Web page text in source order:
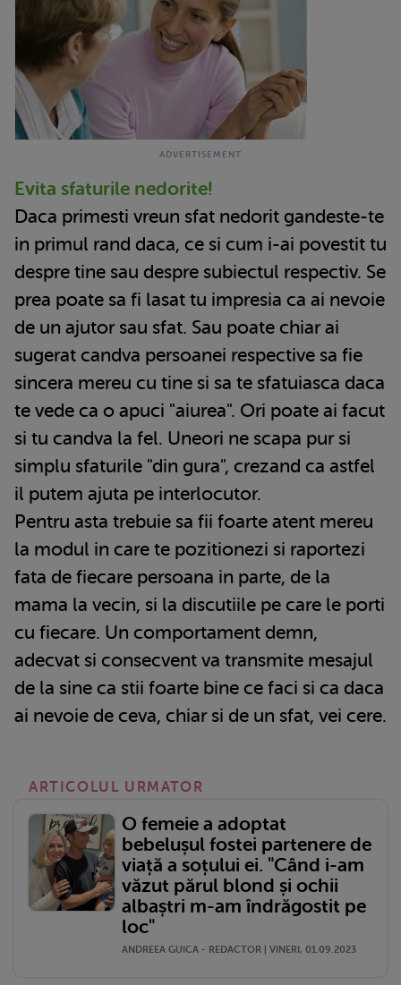
Evita sfaturile nedorite!
Daca primesti vreun sfat nedorit gandeste-te
in primul rand daca, ce si cum i-ai povestit tu
despre tine sau despre subiectul respectiv. Se
prea poate sa fi lasat tu impresia ca ai nevoie
de un ajutor sau sfat. Sau poate chiar ai
sugerat candva persoanei respective sa fie
sincera mereu cu tine si sa te sfatuiasca daca
te vede ca o apuci "aiurea". Ori poate ai facut
si tu candva la fel. Uneori ne scapa pur si
simplu sfaturile "din gura", crezand ca astfel
il putem ajuta pe interlocutor.
Pentru asta trebuie sa fii foarte atent mereu
la modul in care te pozitionezi si raportezi
fata de fiecare persoana in parte, de la
mama la vecin, si la discutiile pe care le porti
cu fiecare. Un comportament demn,
adecvat si consecvent va transmite mesajul
de la sine ca stii foarte bine ce faci si ca daca
ai nevoie de ceva, chiar si de un sfat, vei cere.
ARTICOLUL URMATOR
O femeie a adoptat
bebelușul fostei partenere de
viață a soțului ei. "Când i-am
văzut părul blond și ochii
albaștri m-am îndrăgostit pe
loc"
ANDREEA GUICA - REDACTOR | VINERI, 01.09.2023